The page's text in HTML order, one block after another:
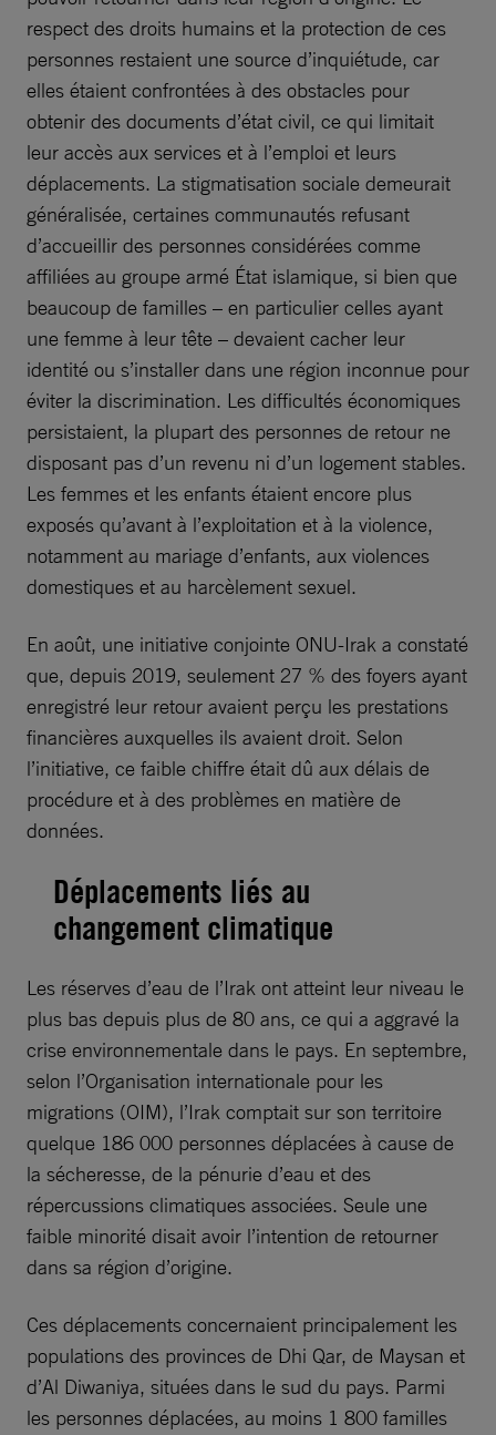
respect des droits humains et la protection de ces
personnes restaient une source d’inquiétude, car
elles étaient confrontées à des obstacles pour
obtenir des documents d’état civil, ce qui limitait
leur accès aux services et à l’emploi et leurs
déplacements. La stigmatisation sociale demeurait
généralisée, certaines communautés refusant
d’accueillir des personnes considérées comme
affiliées au groupe armé État islamique, si bien que
beaucoup de familles – en particulier celles ayant
une femme à leur tête – devaient cacher leur
identité ou s’installer dans une région inconnue pour
éviter la discrimination. Les difficultés économiques
persistaient, la plupart des personnes de retour ne
disposant pas d’un revenu ni d’un logement stables.
Les femmes et les enfants étaient encore plus
exposés qu’avant à l’exploitation et à la violence,
notamment au mariage d’enfants, aux violences
domestiques et au harcèlement sexuel.
En août, une initiative conjointe ONU-Irak a constaté
que, depuis 2019, seulement 27 % des foyers ayant
enregistré leur retour avaient perçu les prestations
financières auxquelles ils avaient droit. Selon
l’initiative, ce faible chiffre était dû aux délais de
procédure et à des problèmes en matière de
données.
Déplacements liés au
changement climatique
Les réserves d’eau de l’Irak ont atteint leur niveau le
plus bas depuis plus de 80 ans, ce qui a aggravé la
crise environnementale dans le pays. En septembre,
selon l’Organisation internationale pour les
migrations (OIM), l’Irak comptait sur son territoire
quelque 186 000 personnes déplacées à cause de
la sécheresse, de la pénurie d’eau et des
répercussions climatiques associées. Seule une
faible minorité disait avoir l’intention de retourner
dans sa région d’origine.
Ces déplacements concernaient principalement les
populations des provinces de Dhi Qar, de Maysan et
d’Al Diwaniya, situées dans le sud du pays. Parmi
les personnes déplacées, au moins 1 800 familles